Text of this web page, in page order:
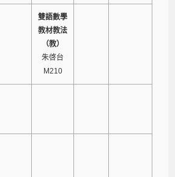
雙語數學
教材教法
（教）
朱啓台
M210